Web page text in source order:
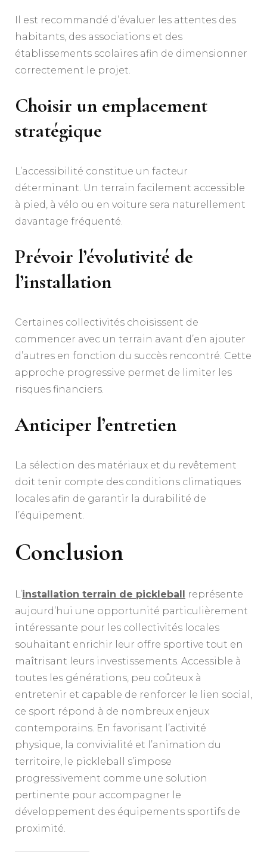
Il est recommandé d’évaluer les attentes des
habitants, des associations et des
établissements scolaires afin de dimensionner
correctement le projet.
Choisir un emplacement
stratégique
L’accessibilité constitue un facteur
déterminant. Un terrain facilement accessible
à pied, à vélo ou en voiture sera naturellement
davantage fréquenté.
Prévoir l’évolutivité de
l’installation
Certaines collectivités choisissent de
commencer avec un terrain avant d’en ajouter
d’autres en fonction du succès rencontré. Cette
approche progressive permet de limiter les
risques financiers.
Anticiper l’entretien
La sélection des matériaux et du revêtement
doit tenir compte des conditions climatiques
locales afin de garantir la durabilité de
l’équipement.
Conclusion
L’installation terrain de pickleball représente
aujourd’hui une opportunité particulièrement
intéressante pour les collectivités locales
souhaitant enrichir leur offre sportive tout en
maîtrisant leurs investissements. Accessible à
toutes les générations, peu coûteux à
entretenir et capable de renforcer le lien social,
ce sport répond à de nombreux enjeux
contemporains. En favorisant l’activité
physique, la convivialité et l’animation du
territoire, le pickleball s’impose
progressivement comme une solution
pertinente pour accompagner le
développement des équipements sportifs de
proximité.